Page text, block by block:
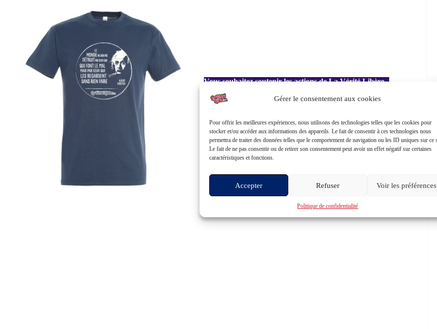
Gérer le consentement aux cookies
Pour offrir les meilleures expériences, nous utilisons des technologies telles que les cookies pour
stocker et/ou accéder aux informations des appareils. Le fait de consentir à ces technologies nous
permettra de traiter des données telles que le comportement de navigation ou les ID uniques sur ce
Le fait de ne pas consentir ou de retirer son consentement peut avoir un effet négatif sur certaines
caractéristiques et fonctions.
Accepter Refuser Voir les préférences
Politique de confidentialité
Vous souhaitez soutenir les actions de La Vérité Libère
conçus en France avec soin et amour